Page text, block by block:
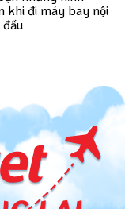
khi đi máy bay nội